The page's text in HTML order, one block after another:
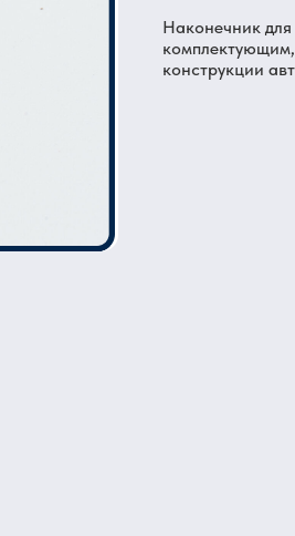
Наконечник
конструкции